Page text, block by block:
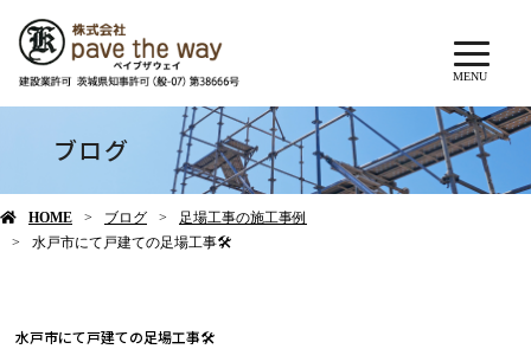
MENU
ブログ
HOME ブログ
足場工事の施工事例
水戸市にて戸建ての足場工事🛠
水戸市にて戸建ての足場工事🛠